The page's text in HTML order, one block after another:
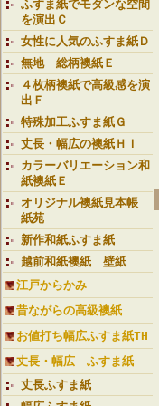
ふすま紙でモダンな空間
を演出Ｃ
女性に人気のふすま紙Ｄ
無地 総柄襖紙Ｅ
４枚柄襖紙で高級感を演
出Ｆ
特殊加工ふすま紙Ｇ
丈長・幅広の襖紙ＨＩ
カラーバリエーション和
紙襖紙Ｅ
オリジナル襖紙見本帳
紙苑
新作和紙ふすま紙
越前和紙襖紙 壁紙
江戸からかみ
昔ながらの高級襖紙
お値打ち幅広ふすま紙TH
丈長・幅広 ふすま紙
丈長ふすま紙